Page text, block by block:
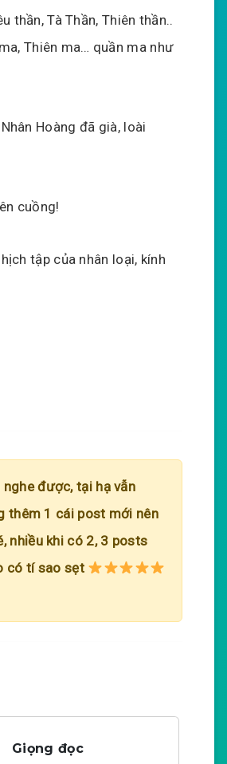
thần, Tà Thần, Thiên thần..
Thiên ma… quần ma như
Hoàng đã già, loài
cuồng!
tập của nhân loại, kính
được, tại hạ vẫn
thêm 1 cái post mới nên
nhiều khi có 2, 3 posts
có tí sao sẹt
Giọng đọc